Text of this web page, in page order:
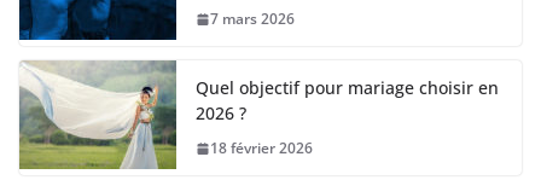
7 mars 2026
Quel objectif pour mariage choisir en
2026 ?
18 février 2026